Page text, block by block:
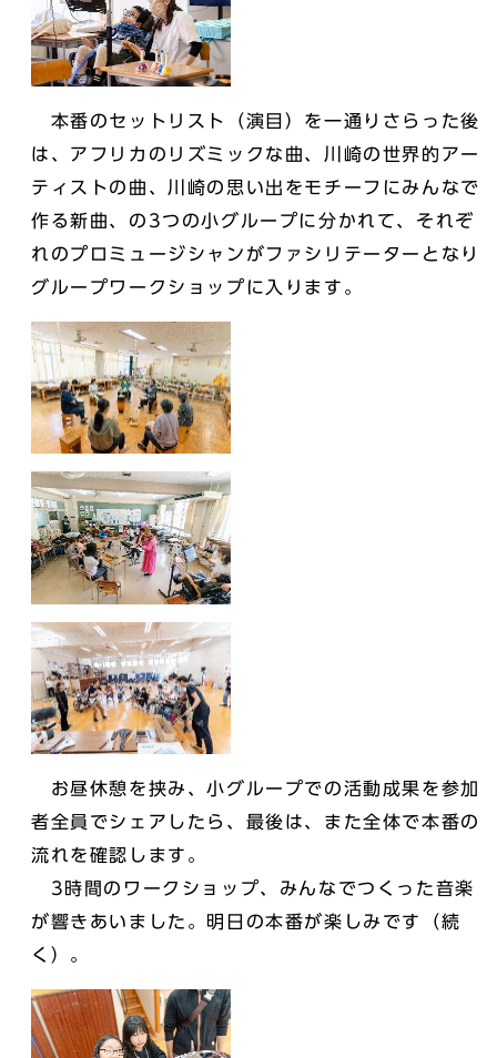
本番のセットリスト（演目）を一通りさらった後
は、アフリカのリズミックな曲、川崎の世界的アー
ティストの曲、川崎の思い出をモチーフにみんなで
作る新曲、の3つの小グループに分かれて、それぞ
れのプロミュージシャンがファシリテーターとなり
グループワークショップに入ります。
お昼休憩を挟み、小グループでの活動成果を参加
者全員でシェアしたら、最後は、また全体で本番の
流れを確認します。
3時間のワークショップ、みんなでつくった音楽
が響きあいました。明日の本番が楽しみです（続
く）。